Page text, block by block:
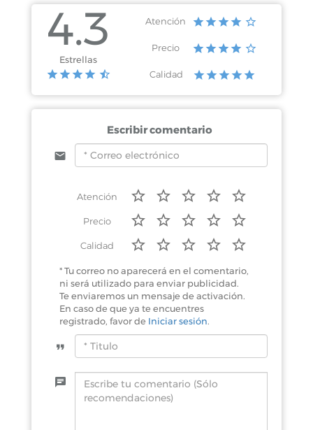
4.3
Estrellas
Atención
Precio
Calidad
Escribir comentario
Atención
Precio
Calidad
* Tu correo no aparecerá en el comentario,
ni será utilizado para enviar publicidad.
Te enviaremos un mensaje de activación.
En caso de que ya te encuentres
registrado, favor de Iniciar sesión.